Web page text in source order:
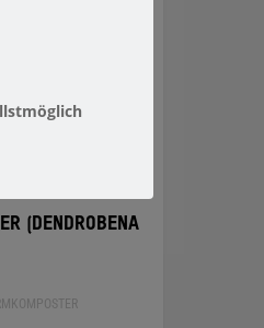
(DENDROBENA V